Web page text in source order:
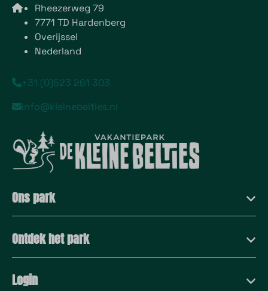
Rheezerweg 79
7771 TD Hardenberg
Overijssel
Nederland
+31 (0)523 261 303
info@kleinebelties.nl
Ons park
Ontdek het park
Login